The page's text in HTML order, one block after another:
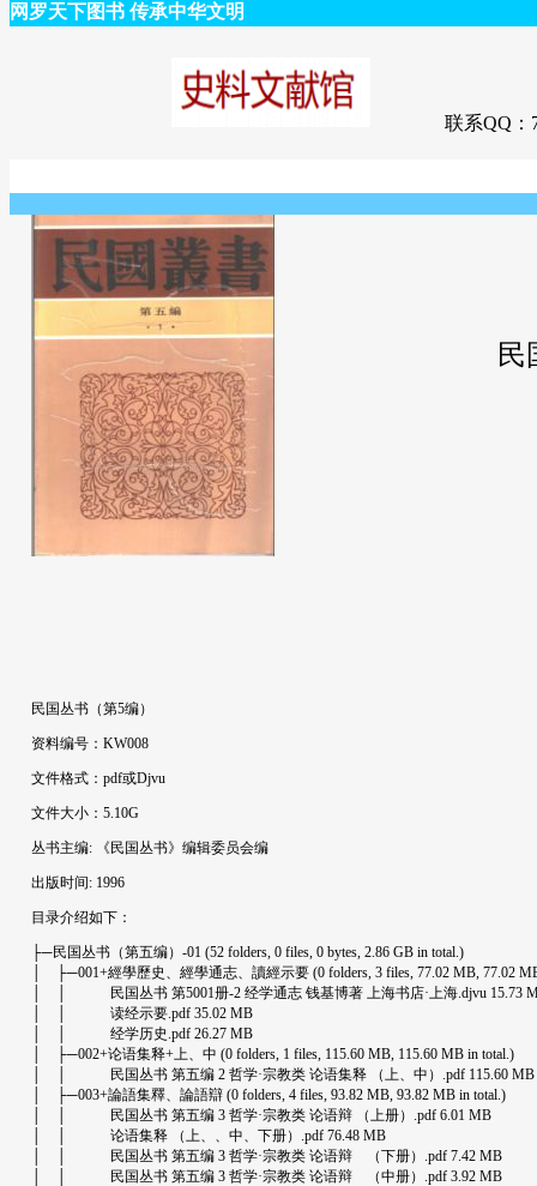
网罗天下图书 传承中华文明
联系QQ：
民
民国丛书（第5编）
资料编号：KW008
文件格式：pdf或Djvu
文件大小：5.10G
丛书主编: 《民国丛书》编辑委员会编
出版时间: 1996
目录介绍如下：
├─民国丛书（第五编）-01 (52 folders, 0 files, 0 bytes, 2.86 GB in total.)
│ ├─001+經學歷史、經學通志、讀經示要 (0 folders, 3 files, 77.02 MB, 77.02
│ │ 民国丛书 第5001册-2 经学通志 钱基博著 上海书店·上海.djvu 15.73
│ │ 读经示要.pdf 35.02 MB
│ │ 经学历史.pdf 26.27 MB
│ ├─002+论语集释+上、中 (0 folders, 1 files, 115.60 MB, 115.60 MB in total.)
│ │ 民国丛书 第五编 2 哲学·宗教类 论语集释 （上、中）.pdf 115.60 MB
│ ├─003+論語集釋、論語辯 (0 folders, 4 files, 93.82 MB, 93.82 MB in total.)
│ │ 民国丛书 第五编 3 哲学·宗教类 论语辩 （上册）.pdf 6.01 MB
│ │ 论语集释 （上、、中、下册）.pdf 76.48 MB
│ │ 民国丛书 第五编 3 哲学·宗教类 论语辩 （下册）.pdf 7.42 MB
│ │ 民国丛书 第五编 3 哲学·宗教类 论语辩 （中册）.pdf 3.92 MB